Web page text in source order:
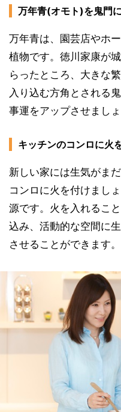
万年青(オモト)を鬼門
万年青は、園芸店やホ
植物です。徳川家康が
らったところ、大きな
入り込む方角とされる
事運をアップさせましょ
キッチンのコンロに火
新しい家には生気がま
コンロに火を付けまし
源です。火を入れるこ
込み、活動的な空間に
させることができます。